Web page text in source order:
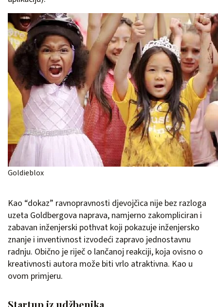
Goldieblox
Kao “dokaz” ravnopravnosti djevojčica nije bez razloga
uzeta Goldbergova naprava, namjerno zakompliciran i
zabavan inženjerski pothvat koji pokazuje inženjersko
znanje i inventivnost izvodeći zapravo jednostavnu
radnju. Obično je riječ o lančanoj reakciji, koja ovisno o
kreativnosti autora može biti vrlo atraktivna. Kao u
ovom primjeru.
Startup iz udžbenika